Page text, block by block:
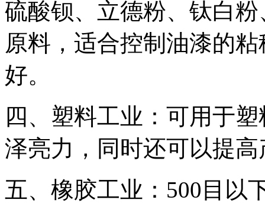
硫酸钡、立德粉、钛白
原料，适合控制油漆的
好。
四、塑料工业：可用于
泽亮力，同时还可以提
五、橡胶工业：500目以